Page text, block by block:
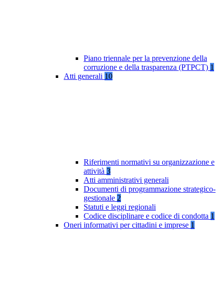
Piano triennale per la prevenzione della
corruzione e della trasparenza (PTPCT) 1
Atti generali 10
Riferimenti normativi su organizzazione e
attività 3
Atti amministrativi generali
Documenti di programmazione strategico-
gestionale 2
Statuti e leggi regionali
Codice disciplinare e codice di condotta 1
Oneri informativi per cittadini e imprese 1